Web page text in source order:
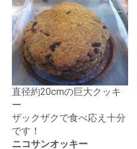
直径約20cmの巨大クッキ
ー
ザックザクで食べ応え十分
です！
ニコサンオッキー